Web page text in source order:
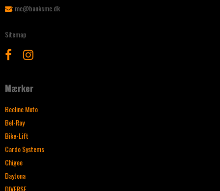
:mc@banksmc.dk
Sitemap
Mærker
Beeline Moto
Bel-Ray
Bike-Lift
Cardo Systems
Chigee
Daytona